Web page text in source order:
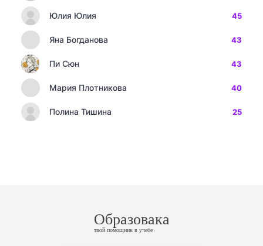
Юлия Юлия 45
Яна Богданова 43
Пи Сюн 43
Мария Плотникова 40
Полина Тишина 25
Образовака
твой помощник в учебе